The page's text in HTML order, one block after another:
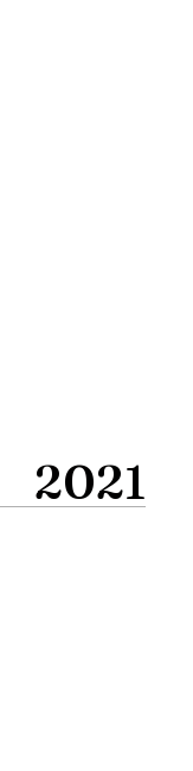
2021